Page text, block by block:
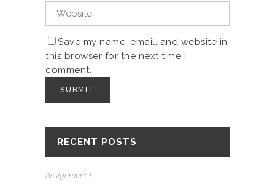
Save my name, email, and website in
this browser for the next time I
comment.
RECENT POSTS
Assignment 1